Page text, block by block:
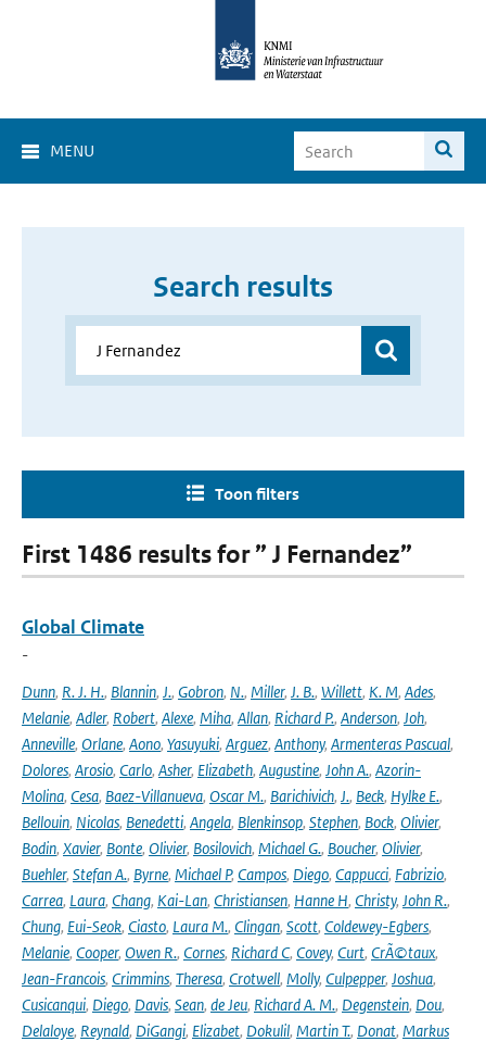
MENU
Search results
Toon filters
First 1486 results for ” J Fernandez”
Global Climate
-
Dunn, R. J. H., Blannin, J., Gobron, N., Miller, J. B., Willett, K. M, Ades,
Melanie, Adler, Robert, Alexe, Miha, Allan, Richard P., Anderson, Joh,
Anneville, Orlane, Aono, Yasuyuki, Arguez, Anthony, Armenteras Pascual,
Dolores, Arosio, Carlo, Asher, Elizabeth, Augustine, John A., Azorin-
Molina, Cesa, Baez-Villanueva, Oscar M., Barichivich, J., Beck, Hylke E.,
Bellouin, Nicolas, Benedetti, Angela, Blenkinsop, Stephen, Bock, Olivier,
Bodin, Xavier, Bonte, Olivier, Bosilovich, Michael G., Boucher, Olivier,
Buehler, Stefan A., Byrne, Michael P, Campos, Diego, Cappucci, Fabrizio,
Carrea, Laura, Chang, Kai-Lan, Christiansen, Hanne H, Christy, John R.,
Chung, Eui-Seok, Ciasto, Laura M., Clingan, Scott, Coldewey-Egbers,
Melanie, Cooper, Owen R., Cornes, Richard C, Covey, Curt, CrÃ©taux,
Jean-Francois, Crimmins, Theresa, Crotwell, Molly, Culpepper, Joshua,
Cusicanqui, Diego, Davis, Sean, de Jeu, Richard A. M., Degenstein, Dou,
Delaloye, Reynald, DiGangi, Elizabet, Dokulil, Martin T., Donat, Markus